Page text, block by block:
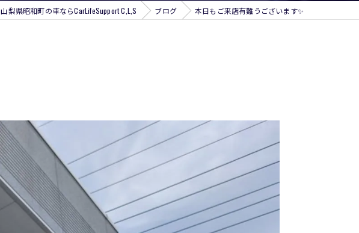
山梨県昭和町の車ならCarLifeSupport C,L,S ブログ 本日もご来店有難うございます✨